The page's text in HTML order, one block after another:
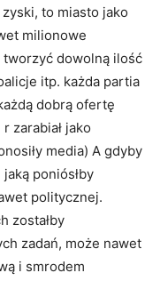
to miasto jako
milionowe
tworzyć dowolną ilość
itp. każda partia
dobrą ofertę
zarabiał jako
media) A gdyby
poniósłby
politycznej.
zostałby
zadań, może nawet
i smrodem